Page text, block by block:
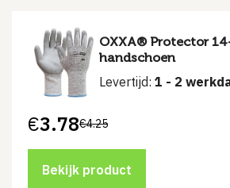
OXXA® Protector
handschoen
Levertijd: 1 - 2
€4.25
€3.78
Bekijk product